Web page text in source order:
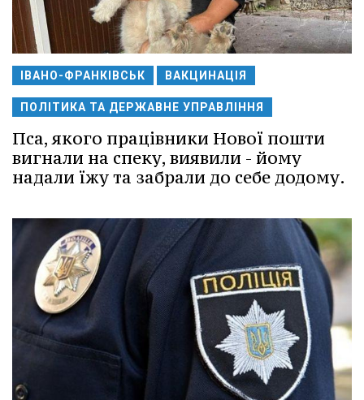
ІВАНО-ФРАНКІВСЬК ВАКЦИНАЦІЯ
ПОЛІТИКА ТА ДЕРЖАВНЕ УПРАВЛІННЯ
Пса, якого працівники Нової пошти
вигнали на спеку, виявили - йому
надали їжу та забрали до себе додому.